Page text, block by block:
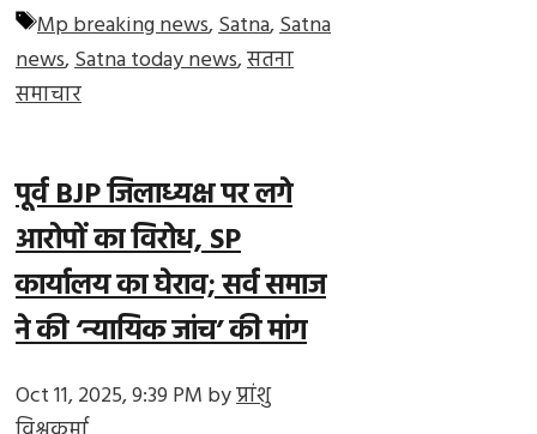
Tags
Mp breaking news,Satna,Satna
news,Satna today news,सतना
समाचार
पूर्व BJP जिलाध्यक्ष पर लगे
आरोपों का विरोध, SP
कार्यालय का घेराव; सर्व समाज
ने की ‘न्यायिक जांच’ की मांग
Oct 11, 2025, 9:39 PM byप्रांशु